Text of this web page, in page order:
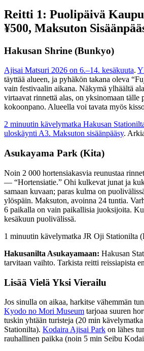
Reitti 1: Puolipäivä
¥500, Maksuton
Hakusan Shrine (Bunkyo)
Ajisai Matsuri 2026 on 6.–14. kesäkuuta.
täyttää alueen, ja pyhäkön takana oleva
vain festivaalin aikana. Näkymä ylhäältä
virtaavat rinnettä alas, on yksinomaan tälle
kokoonpano. Alueella voi tavata myös
2 minuutin kävelymatka Hakusan
uloskäynti A3. Maksuton sisäänpääsy.
Asukayama Park (Kita)
Noin 2 000 hortensiakasvia reunustaa
— “Hortensiatie.” Ohi kulkevat junat ja
samaan kuvaan; paras kulma on
ylöspäin. Maksuton, avoinna 24 tuntia.
6 paikalla on vain paikallisia juoksijoita.
kesäkuun puolivälissä.
1 minuutin kävelymatka JR Oji Stationilta
Hakusanilta Asukayamaan: Hakusan
tarvitaan vaihto. Tarkista reitti reissiapista
Lisää Vielä Yksi Vierailu
Jos sinulla on aikaa, harkitse vähemmän
Kyodo no Mori Museum tarjoaa suuren
tuskin yhtään turisteja (20 min
Stationilta). Kodaira Ajisai Park on lähes
rauhallinen paikka (noin 5 min Seibu